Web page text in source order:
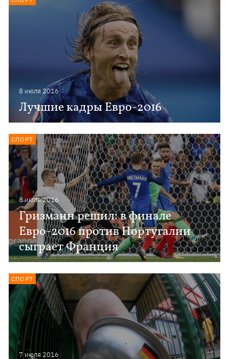
8 июля 2016
Лучшие кадры Евро-2016
8 июля 2016
Гризманн решил: в финале
Евро-2016 против Португалии
сыграет Франция
СПОРТ
7 июля 2016
СПОРТ